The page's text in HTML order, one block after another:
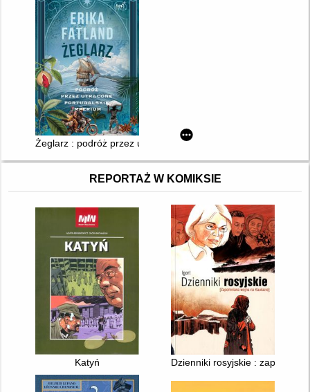
Żeglarz : podróż przez utracone imperium portugalskie
REPORTAŻ W KOMIKSIE
Katyń Dzienniki rosyjskie :